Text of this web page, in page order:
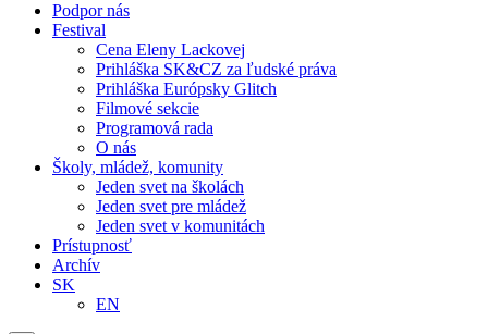
Podpor nás
Festival
Cena Eleny Lackovej
Prihláška SK&CZ za ľudské práva
Prihláška Európsky Glitch
Filmové sekcie
Programová rada
O nás
Školy, mládež, komunity
Jeden svet na školách
Jeden svet pre mládež
Jeden svet v komunitách
Prístupnosť
Archív
SK
EN